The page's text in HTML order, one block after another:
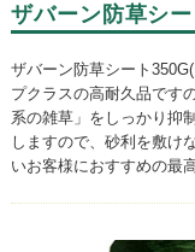
ザバーン防草シ
ザバーン防草シート
プクラスの高耐久品です
系の雑草」をしっかり抑
しますので、砂利を敷け
いお客様におすすめの最